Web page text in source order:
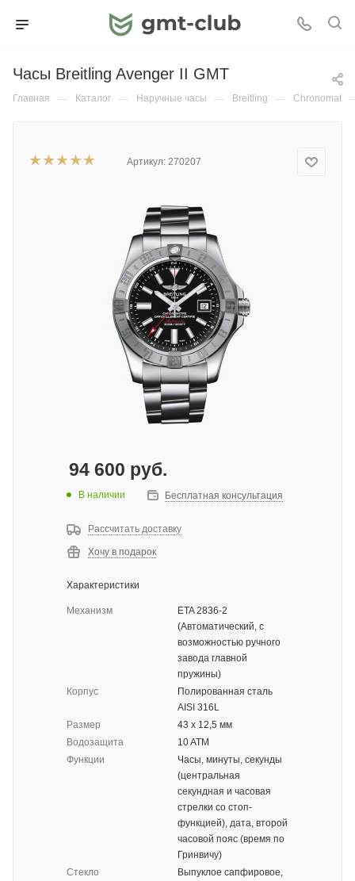
Часы Breitling Avenger II GMT
Главная — Каталог — Наручные часы — Breitling — Chronomat
Артикул: 270207
94 600 руб.
В наличии Бесплатная консультация
Рассчитать доставку
Хочу в подарок
Характеристики
Механизм
ETA 2836-2
(Автоматический, с
возможностью ручного
завода главной
пружины)
Корпус
Полированная сталь
AISI 316L
Размер
43 х 12,5 мм
Водозащита
10 ATM
Функции
Часы, минуты, секунды
(центральная
секундная и часовая
стрелки со стоп-
функцией), дата, второй
часовой пояс (время по
Гринвичу)
Стекло
Выпуклое сапфировое,